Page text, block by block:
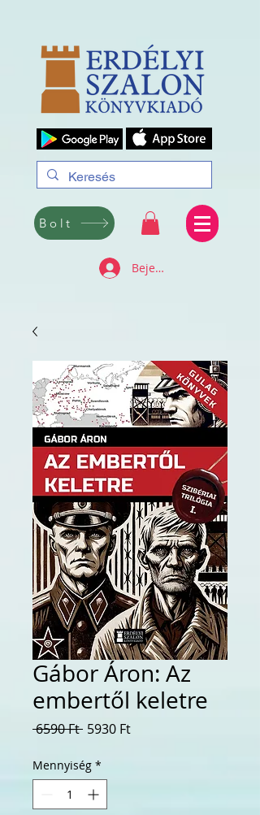
Bolt
Bejelentkezés
Gábor Áron: Az
embertől keletre
6590 Ft Szokásos
5930 FtAkciós
Mennyiség *